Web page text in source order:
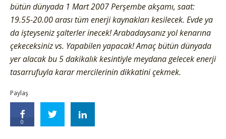
bütün dünyada 1 Mart 2007 Perşembe akşamı, saat:
19.55-20.00 arası tüm enerji kaynakları kesilecek. Evde ya
da işteyseniz şalterler inecek! Arabadaysanız yol kenarına
çekeceksiniz vs. Yapabilen yapacak! Amaç bütün dünyada
yer alacak bu 5 dakikalık kesintiyle meydana gelecek enerji
tasarrufuyla karar mercilerinin dikkatini çekmek.
Paylaş
0